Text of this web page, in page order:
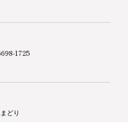
1725
どり